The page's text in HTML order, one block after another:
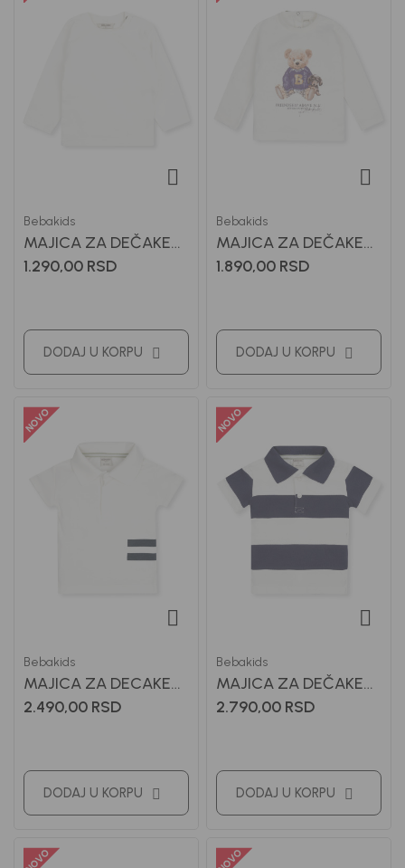
Bebakids
MAJICA ZA DEČAKE
BASIC
1.290,00 RSD
DODAJ U KORPU
Bebakids
MAJICA ZA DEČAKE
LAKI
1.890,00 RSD
DODAJ U KORPU
Bebakids
MAJICA ZA DECAKE
LENS
2.490,00 RSD
DODAJ U KORPU
Bebakids
MAJICA ZA DEČAKE
LEX
2.790,00 RSD
DODAJ U KORPU